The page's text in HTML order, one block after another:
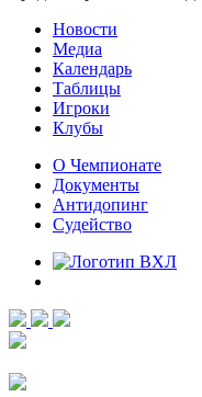
Новости
Медиа
Календарь
Таблицы
Игроки
Клубы
О Чемпионате
Документы
Антидопинг
Судейство